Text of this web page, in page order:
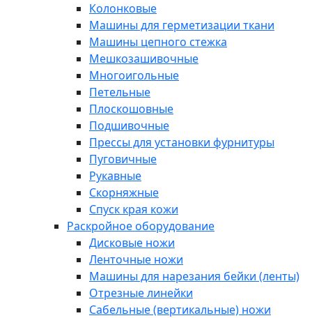
Колонковые
Машины для герметизации ткани
Машины цепного стежка
Мешкозашивочные
Многоигольные
Петельные
Плоскошовные
Подшивочные
Прессы для установки фурнитуры
Пуговичные
Рукавные
Скорняжные
Спуск края кожи
Раскройное оборудование
Дисковые ножи
Ленточные ножи
Машины для нарезания бейки (ленты)
Отрезные линейки
Сабельные (вертикальные) ножи